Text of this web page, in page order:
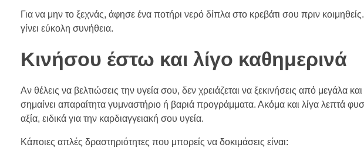
Για να μην το ξεχνάς, άφησε ένα ποτήρι νερό δίπλα στο κρεβάτι σου πριν
γίνει εύκολη συνήθεια.
Κινήσου έστω και λίγο καθημερινά
Αν θέλεις να βελτιώσεις την υγεία σου, δεν χρειάζεται να ξεκινήσεις από μεγάλα
σημαίνει απαραίτητα γυμναστήριο ή βαριά προγράμματα. Ακόμα και λίγα λεπτά
αξία, ειδικά για την καρδιαγγειακή σου υγεία.
Κάποιες απλές δραστηριότητες που μπορείς να δοκιμάσεις είναι: